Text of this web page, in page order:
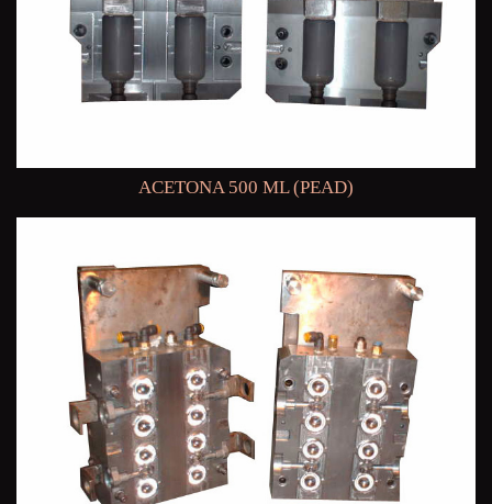
ACETONA 500 ML (PEAD)